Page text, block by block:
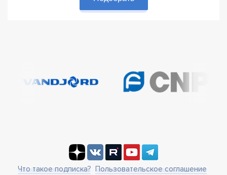
Что такое подписка?
Пользовательское соглашение